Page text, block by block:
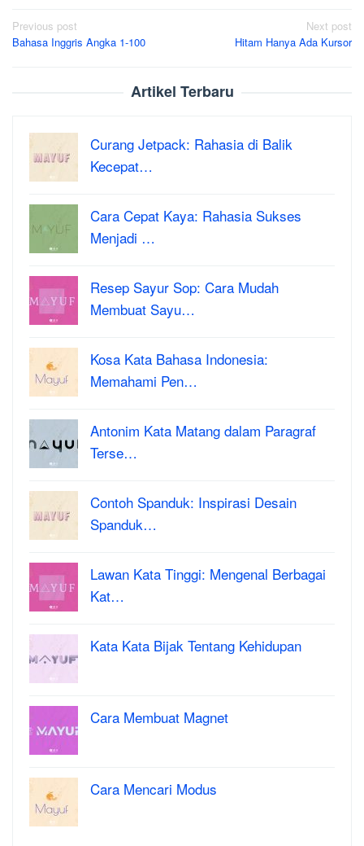
Post
navigation
Previous post
Bahasa Inggris Angka 1-100
Next post
Hitam Hanya Ada Kursor
Artikel Terbaru
Curang Jetpack: Rahasia di Balik
Kecepat…
Cara Cepat Kaya: Rahasia Sukses
Menjadi …
Resep Sayur Sop: Cara Mudah
Membuat Sayu…
Kosa Kata Bahasa Indonesia:
Memahami Pen…
Antonim Kata Matang dalam Paragraf
Terse…
Contoh Spanduk: Inspirasi Desain
Spanduk…
Lawan Kata Tinggi: Mengenal Berbagai
Kat…
Kata Kata Bijak Tentang Kehidupan
Cara Membuat Magnet
Cara Mencari Modus